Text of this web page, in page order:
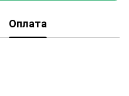
Оплата